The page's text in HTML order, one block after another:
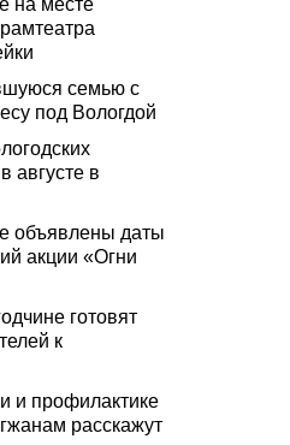
на месте
семью с
под Вологдой
августе в
объявлены даты
акции «Огни
готовят
к
и профилактике
расскажут